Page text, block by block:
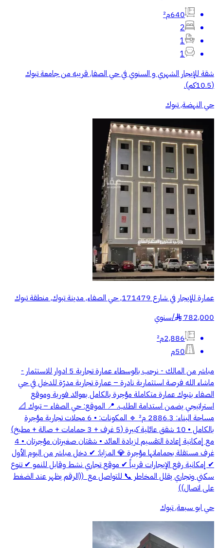
640م²
2
1
1
شقة للإيجار الشهري و السنوي في حي الصفا, قريبه من جامعة تبوك
(10.5كم).
حي النهضة, تبوك
عمارة للإيجار في شارع 171479, حي الصفاء, مدينة تبوك, منطقة تبوك
782,000
§
/سنوي
2,886م²
50م
مباشر من المالك - نرحب بالوسطاء عمارة تجارية 5 ادوار للاستثمار -
ماشاء الله فرصة استثمارية نادرة – عمارة تجارية مدرّة للدخل في حي
الصفاء بتبوك عمارة متكاملة مؤجرة بالكامل بعوائد فورية وموقع
استراتيجي يضمن استدامة الطلب. 📍 الموقع: حي الصفاء – تبوك 📐
مساحة البناء: 2886.3 م² 🔹 المكونات: • 6 محلات تجارية مؤجرة
بالكامل • 10 شقق عائلية كبيرة (5 غرف + 3 حمامات + صالة + مطبخ)
مع إمكانية إعادة التقسيم لزيادة العائد • شقتان صغيرتان مؤجرتان • 4
غرف مستقلة بحماماتها مؤجرة 💎 المزايا: ✔ دخل مباشر من اليوم الأول
✔ إمكانية رفع الإيجارات قريباً ✔ موقع تجاري نشط وقابل للنمو ✔ تنوع
سكني وتجاري يقلل المخاطر 📞 للتواصل مع ‭ ‬((الرقم يظهر عند الضغط
على اتصال))
حي ابو سبعة, تبوك